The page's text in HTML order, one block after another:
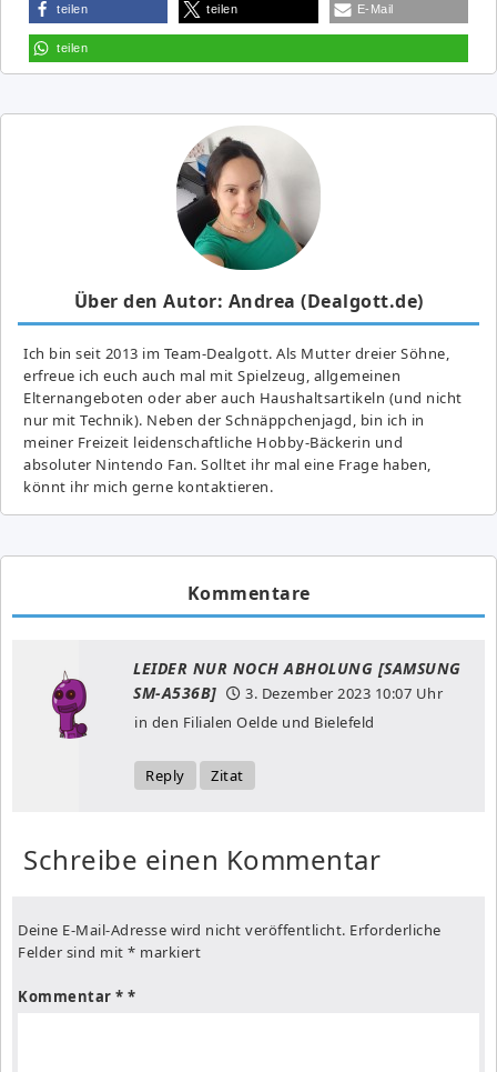
teilen teilen E-Mail
teilen
Über den Autor: Andrea (Dealgott.de)
Ich bin seit 2013 im Team-Dealgott. Als Mutter dreier Söhne,
erfreue ich euch auch mal mit Spielzeug, allgemeinen
Elternangeboten oder aber auch Haushaltsartikeln (und nicht
nur mit Technik). Neben der Schnäppchenjagd, bin ich in
meiner Freizeit leidenschaftliche Hobby-Bäckerin und
absoluter Nintendo Fan. Solltet ihr mal eine Frage haben,
könnt ihr mich gerne kontaktieren.
Kommentare
LEIDER NUR NOCH ABHOLUNG [SAMSUNG
SM-A536B]
3. Dezember 2023 10:07 Uhr
in den Filialen Oelde und Bielefeld
Reply Zitat
Schreibe einen Kommentar
Deine E-Mail-Adresse wird nicht veröffentlicht. Erforderliche
Felder sind mit * markiert
Kommentar *